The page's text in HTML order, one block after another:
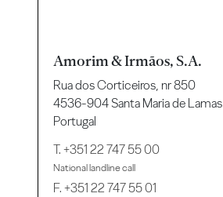
Amorim & Irmãos, S.A.
Rua dos Corticeiros, nr 850
4536-904 Santa Maria de Lamas
Portugal
T.+351 22 747 55 00
National landline call
F. +351 22 747 55 01